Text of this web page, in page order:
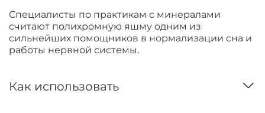
Специалисты по практикам с минералами
считают полихромную яшму одним из
сильнейших помощников в нормализации сна и
работы нервной системы.
Как использовать